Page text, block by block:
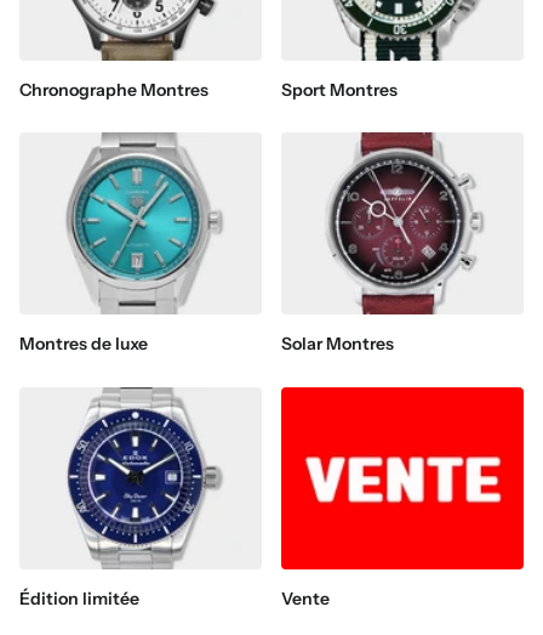
Chronographe Montres Sport Montres
Montres de luxe Solar Montres
Édition limitée Vente